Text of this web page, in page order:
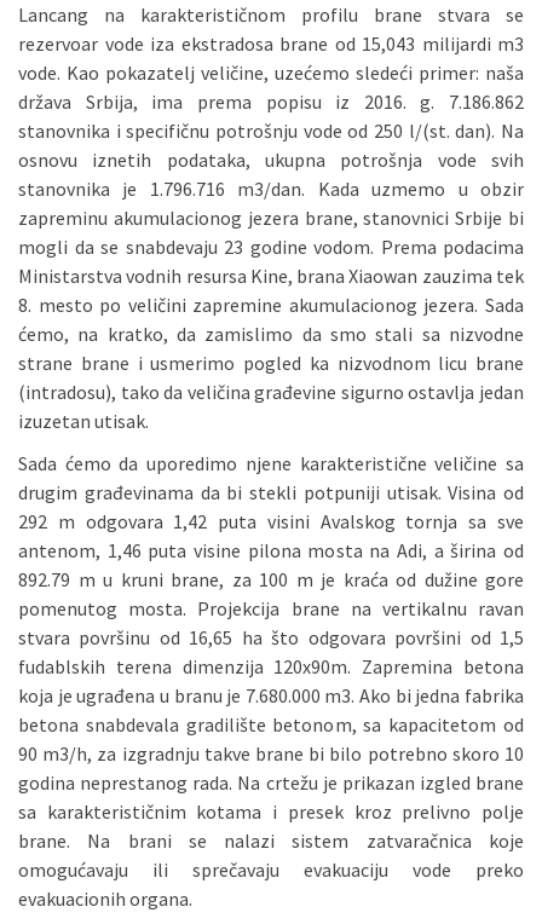
Lancang na karakterističnom profilu brane stvara se
rezervoar vode iza ekstradosa brane od 15,043 milijardi m3
vode. Kao pokazatelj veličine, uzećemo sledeći primer: naša
država Srbija, ima prema popisu iz 2016. g. 7.186.862
stanovnika i specifičnu potrošnju vode od 250 l/(st. dan). Na
osnovu iznetih podataka, ukupna potrošnja vode svih
stanovnika je 1.796.716 m3/dan. Kada uzmemo u obzir
zapreminu akumulacionog jezera brane, stanovnici Srbije bi
mogli da se snabdevaju 23 godine vodom. Prema podacima
Ministarstva vodnih resursa Kine, brana Xiaowan zauzima tek
8. mesto po veličini zapremine akumulacionog jezera. Sada
ćemo, na kratko, da zamislimo da smo stali sa nizvodne
strane brane i usmerimo pogled ka nizvodnom licu brane
(intradosu), tako da veličina građevine sigurno ostavlja jedan
izuzetan utisak.
Sada ćemo da uporedimo njene karakteristične veličine sa
drugim građevinama da bi stekli potpuniji utisak. Visina od
292 m odgovara 1,42 puta visini Avalskog tornja sa sve
antenom, 1,46 puta visine pilona mosta na Adi, a širina od
892.79 m u kruni brane, za 100 m je kraća od dužine gore
pomenutog mosta. Projekcija brane na vertikalnu ravan
stvara površinu od 16,65 ha što odgovara površini od 1,5
fudablskih terena dimenzija 120x90m. Zapremina betona
koja je ugrađena u branu je 7.680.000 m3. Ako bi jedna fabrika
betona snabdevala gradilište betonom, sa kapacitetom od
90 m3/h, za izgradnju takve brane bi bilo potrebno skoro 10
godina neprestanog rada. Na crtežu je prikazan izgled brane
sa karakterističnim kotama i presek kroz prelivno polje
brane. Na brani se nalazi sistem zatvaračnica koje
omogućavaju ili sprečavaju evakuaciju vode preko
evakuacionih organa.